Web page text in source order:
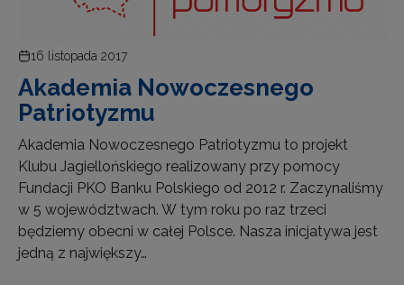
16 listopada 2017
Akademia Nowoczesnego
Patriotyzmu
Akademia Nowoczesnego Patriotyzmu to projekt
Klubu Jagiellońskiego realizowany przy pomocy
Fundacji PKO Banku Polskiego od 2012 r. Zaczynaliśmy
w 5 województwach. W tym roku po raz trzeci
będziemy obecni w całej Polsce. Nasza inicjatywa jest
jedną z największy…